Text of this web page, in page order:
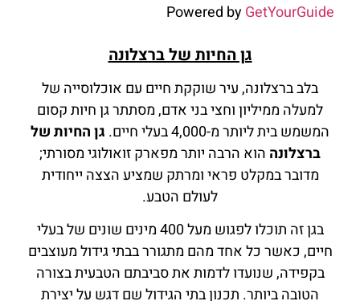
Powered byGetYourGuide
גן החיות של ברצלונה
בלב ברצלונה, עיר שוקקת חיים עם אוכלוסייה של
למעלה ממיליון וחצי בני אדם, מסתתר גן חיות קסום
המשמש בית ליותר מ-4,000 בעלי חיים.
גן החיות של
ברצלונה הוא הרבה יותר מפארק זואולוגי מסורתי;
מדובר במקלט פראי ומרתק שמציע הצצה ייחודית
לעולם הטבע.
בגן זה תוכלו לפגוש מעל 400 מינים שונים של בעלי
חיים, כאשר כל אחד מהם מתגורר בבתי גידול מעוצבים
בקפידה, שנועדו לדמות את סביבתם הטבעית בצורה
הטובה ביותר. תכנון בתי הגידול שם דגש על יצירת